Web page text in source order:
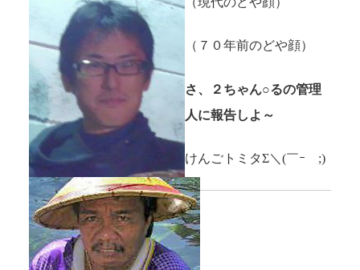
（７０年前のどや顔）
さ、２ちゃん○るの管理
人に報告しよ～
けんごトミタΣ＼(￣ｰ￣;)